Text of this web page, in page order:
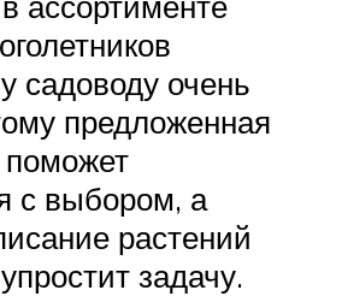
садоводу очень
предложенная
с выбором, а
растений
задачу.